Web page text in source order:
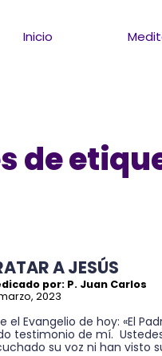
Inicio
de
A JESÚS
por: P. Juan Carlos
2023
el Evangelio de hoy: «El
testimonio de mí.
su voz ni han visto